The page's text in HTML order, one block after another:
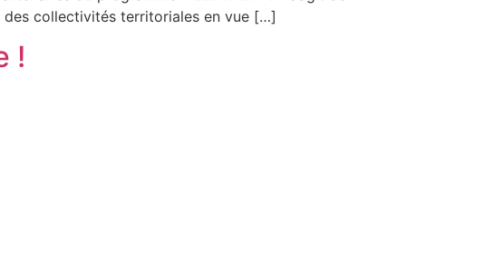
des collectivités territoriales en vue […]
!